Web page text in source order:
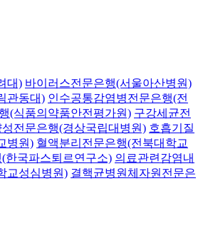
대) 바이러스전문은행(서울아산병원)
관동대) 인수공통감염병전문은행(전
(식품의약품안전평가원) 구강세균전
성전문은행(경상국립대병원) 호흡기질
병원) 혈액분리전문은행(전북대학교
(한국파스퇴르연구소) 의료관련감염내
교성심병원) 결핵균병원체자원전문은